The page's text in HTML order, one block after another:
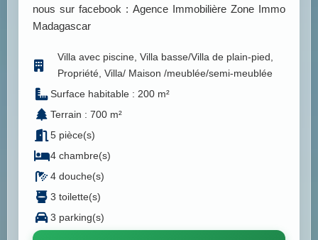
nous sur facebook : Agence Immobilière Zone Immo
Madagascar
Villa avec piscine, Villa basse/Villa de plain-pied,
Propriété, Villa/ Maison /meublée/semi-meublée
Surface habitable : 200 m²
Terrain : 700 m²
5 pièce(s)
4 chambre(s)
4 douche(s)
3 toilette(s)
3 parking(s)